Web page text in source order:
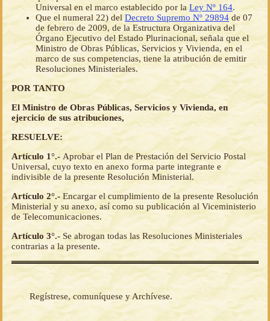
Universal en el marco establecido por la Ley Nº 164.
Que el numeral 22) del Decreto Supremo Nº 29894 de 07
de febrero de 2009, de la Estructura Organizativa del
Órgano Ejecutivo del Estado Plurinacional, señala que el
Ministro de Obras Públicas, Servicios y Vivienda, en el
marco de sus competencias, tiene la atribución de emitir
Resoluciones Ministeriales.
POR TANTO
El Ministro de Obras Públicas, Servicios y Vivienda, en
ejercicio de sus atribuciones,
RESUELVE:
Artículo 1°.- Aprobar el Plan de Prestación del Servicio Postal
Universal, cuyo texto en anexo forma parte integrante e
indivisible de la presente Resolución Ministerial.
Artículo 2°.-Encargar el cumplimiento de la presente Resolución
Ministerial y su anexo, así como su publicación al Viceministerio
de Telecomunicaciones.
Artículo 3°.- Se abrogan todas las Resoluciones Ministeriales
contrarias a la presente.
Regístrese, comuníquese y Archívese.